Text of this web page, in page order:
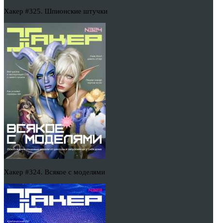
Хакер #325. Шпионские штучки
Хакер #324. Всякое с моделями